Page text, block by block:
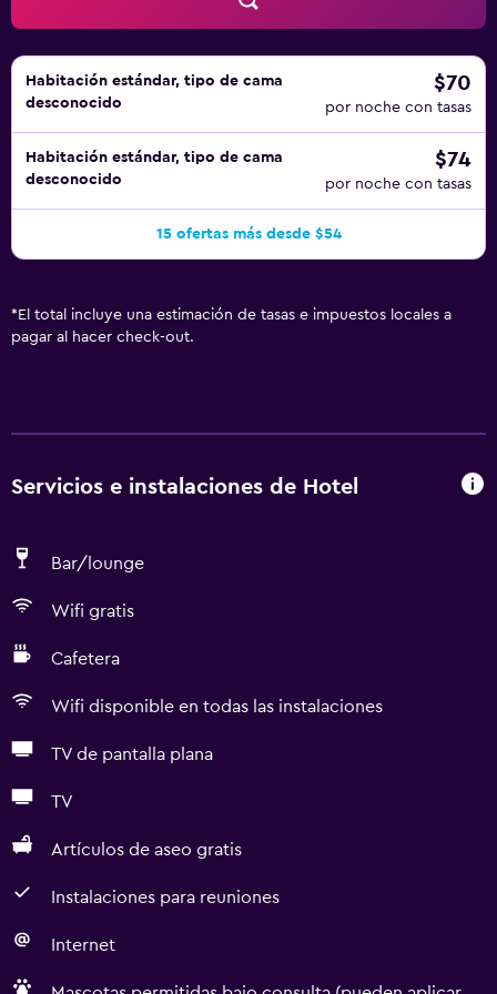
Habitación estándar, tipo de cama
desconocido
$70
por noche con tasas
Habitación estándar, tipo de cama
desconocido
$74
por noche con tasas
15 ofertas más desde $54
* El total incluye una estimación de tasas e impuestos locales a
pagar al hacer check-out.
Servicios e instalaciones de Hotel
Bar/lounge
Wifi gratis
Cafetera
Wifi disponible en todas las instalaciones
TV de pantalla plana
TV
Artículos de aseo gratis
Instalaciones para reuniones
Internet